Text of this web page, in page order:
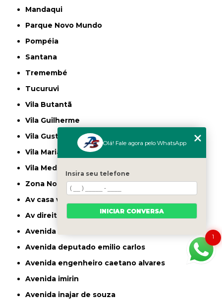
Mandaqui
Parque Novo Mundo
Pompéia
Santana
Tremembé
Tucuruvi
Vila Butantã
Vila Guilherme
Vila Gustavo
Vila Maria
Vila Medeiros
Zona Norte
av casa verde
av direitos humanos
avenida casa verde
avenida deputado emilio carlos
avenida engenheiro caetano alvares
avenida imirin
avenida inajar de souza
1
Olá! Fale agora pelo WhatsApp
Insira seu telefone
INICIAR CONVERSA